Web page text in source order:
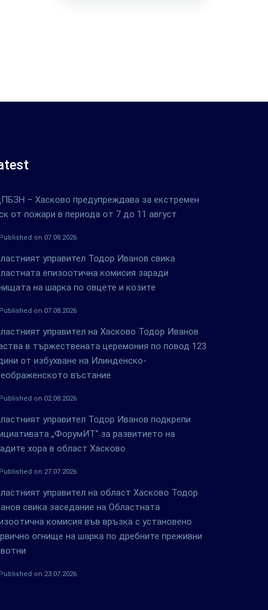
– Хасково предупреждава за екстремен
от пожари в периода от 7 до 11 август
Published on 07.08.2026
управител Тодор Иванов свика
епизоотична комисия заради
на шарка по овцете и козите
Published on 07.08.2026
управител на Хасково Тодор Иванов
в тържествената церемония по повод 123
от избухване на Илинденско-
въстание
Published on 02.08.2026
управител Тодор Иванов подкрепи
„ФорумИТ“ за развитието на
хора в област Хасково
Published on 27.07.2026
управител на област Хасково Тодор
свика заседание на Областната
комисия във връзка с установено
огнище на шарка по дребните преживни
Published on 23.07.2026